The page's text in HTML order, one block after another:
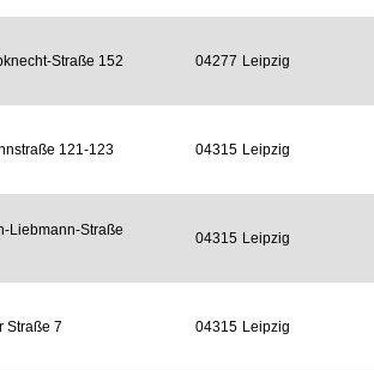
Straße 152 04277 Leipzig
121-123 04315 Leipzig
Liebmann-Straße
04315 Leipzig
Straße 7 04315 Leipzig